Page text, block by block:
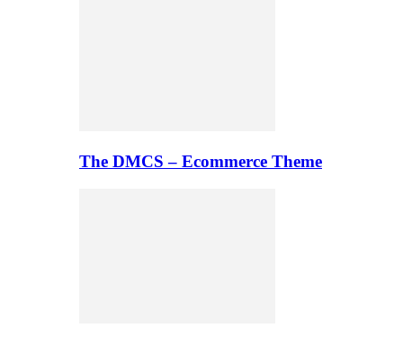
The DMCS – Ecommerce Theme